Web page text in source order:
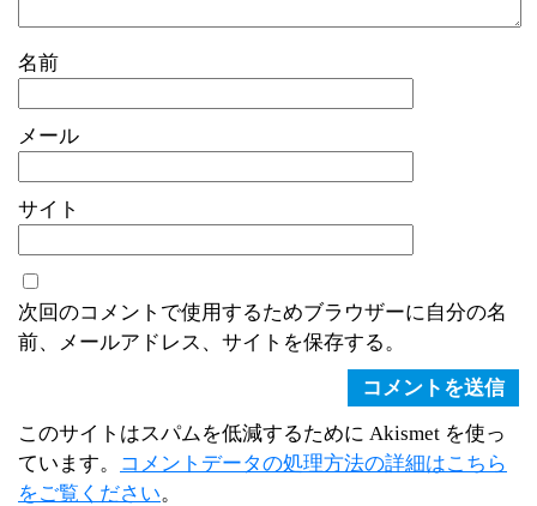
名前
メール
サイト
次回のコメントで使用するためブラウザーに自分の名
前、メールアドレス、サイトを保存する。
このサイトはスパムを低減するために Akismet を使っ
ています。
コメントデータの処理方法の詳細はこちら
をご覧ください。